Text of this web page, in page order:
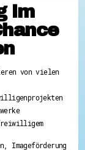
im
von vielen
Imageförderung